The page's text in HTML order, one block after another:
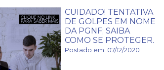
CUIDADO! TENTATIVA
DE GOLPES EM NOME
DA PGNF; SAIBA
COMO SE PROTEGER.
Postado em: 07/12/2020